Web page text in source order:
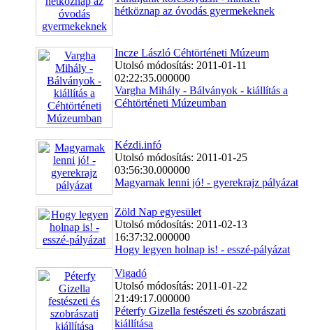
hétköznap az óvodás gyermekeknek
Incze László Céhtörténeti Múzeum
Utolsó módosítás: 2011-01-11
02:22:35.000000
Vargha Mihály - Bálványok - kiállítás a
Céhtörténeti Múzeumban
Kézdi.infó
Utolsó módosítás: 2011-01-25
03:56:30.000000
Magyarnak lenni jó! - gyerekrajz pályázat
Zöld Nap egyesület
Utolsó módosítás: 2011-02-13
16:37:32.000000
Hogy legyen holnap is! - esszé-pályázat
Vigadó
Utolsó módosítás: 2011-01-22
21:49:17.000000
Péterfy Gizella festészeti és szobrászati
kiállítása